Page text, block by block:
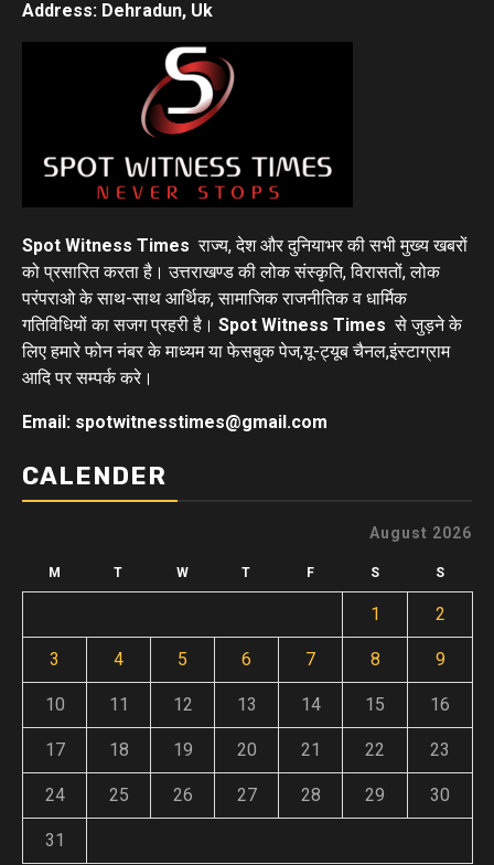
Address: Dehradun, Uk
Spot Witness Times राज्य, देश और दुनियाभर की सभी मुख्य खबरों
को प्रसारित करता है। उत्तराखण्ड की लोक संस्कृति, विरासतों, लोक
परंपराओ के साथ-साथ आर्थिक, सामाजिक राजनीतिक व धार्मिक
गतिविधियों का सजग प्रहरी है। Spot Witness Times से जुड़ने के
लिए हमारे फोन नंबर के माध्यम या फेसबुक पेज,यू-ट्यूब चैनल,इंस्टाग्राम
आदि पर सम्पर्क करे।
Email: spotwitnesstimes@gmail.com
CALENDER
August 2026
M T W T F S S
1 2
3 4 5 6 7 8 9
10 11 12 13 14 15 16
17 18 19 20 21 22 23
24 25 26 27 28 29 30
31